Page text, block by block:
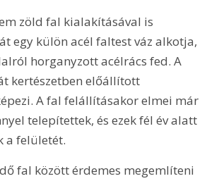
zöld fal kialakításával is
egy külön acél faltest váz alkotja,
horganyzott acélrács fed. A
kertészetben előállított
A fal felállításakor elmei már
telepítettek, és ezek fél év alatt
a felületét.
fal között érdemes megemlíteni